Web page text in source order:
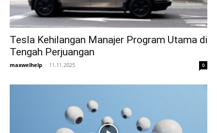
Tesla Kehilangan Manajer Program Utama di
Tengah Perjuangan
maxwelhelp - 11.11.2025 0